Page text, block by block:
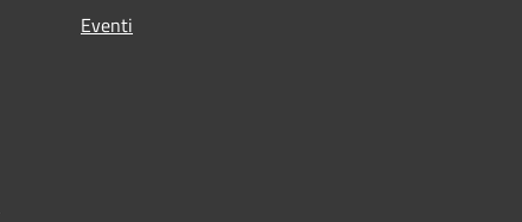
Eventi